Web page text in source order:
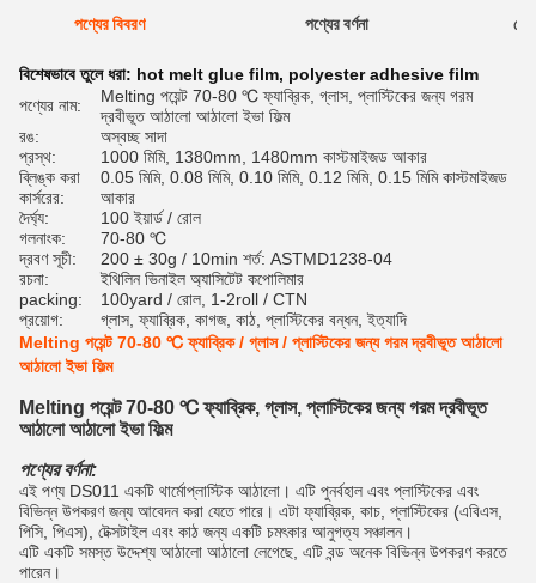
পণ্যের বিবরণ পণ্যের বর্ণনা
বিশেষভাবে তুলে ধরা: hot melt glue film, polyester adhesive film
পণ্যের নাম:
Melting পয়েন্ট 70-80 ℃ ফ্যাব্রিক, গ্লাস, প্লাস্টিকের জন্য গরম
দ্রবীভূত আঠালো আঠালো ইভা ফিল্ম
রঙ:
অস্বচ্ছ সাদা
প্রস্থ:
1000 মিমি, 1380mm, 1480mm কাস্টমাইজড আকার
ব্লিঙ্ক করা
কার্সরের:
0.05 মিমি, 0.08 মিমি, 0.10 মিমি, 0.12 মিমি, 0.15 মিমি কাস্টমাইজড
আকার
দৈর্ঘ্য:
100 ইয়ার্ড / রোল
গলনাংক:
70-80 ℃
দ্রবণ সূচী:
200 ± 30g / 10min শর্ত: ASTMD1238-04
রচনা:
ইথিলিন ভিনাইল অ্যাসিটেট কপোলিমার
packing:
100yard / রোল, 1-2roll / CTN
প্রয়োগ:
গ্লাস, ফ্যাব্রিক, কাগজ, কাঠ, প্লাস্টিকের বন্ধন, ইত্যাদি
Melting পয়েন্ট 70-80 ℃ ফ্যাব্রিক / গ্লাস / প্লাস্টিকের জন্য গরম দ্রবীভূত আঠালো
আঠালো ইভা ফিল্ম
Melting পয়েন্ট 70-80 ℃ ফ্যাব্রিক, গ্লাস, প্লাস্টিকের জন্য গরম দ্রবীভূত
আঠালো আঠালো ইভা ফিল্ম
পণ্যের বর্ণনা:
এই পণ্য DS011 একটি থার্মোপ্লাস্টিক আঠালো। এটি পুনর্বহাল এবং প্লাস্টিকের এবং
বিভিন্ন উপকরণ জন্য আবেদন করা যেতে পারে। এটা ফ্যাব্রিক, কাচ, প্লাস্টিকের (এবিএস,
পিসি, পিএস), টেক্সটাইল এবং কাঠ জন্য একটি চমৎকার আনুগত্য সঞ্চালন।
এটি একটি সমস্ত উদ্দেশ্য আঠালো আঠালো লেগেছে, এটি বন্ড অনেক বিভিন্ন উপকরণ করতে
পারেন।